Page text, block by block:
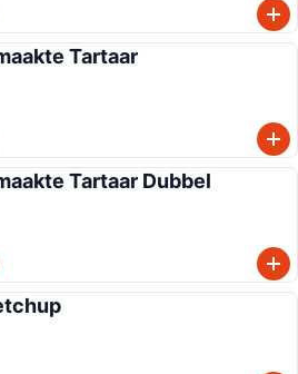
Tartaar
Tartaar Dubbel